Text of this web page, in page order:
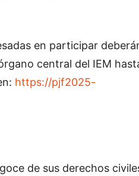
en participar
central del IEM
https://pjf2025-
de sus derechos